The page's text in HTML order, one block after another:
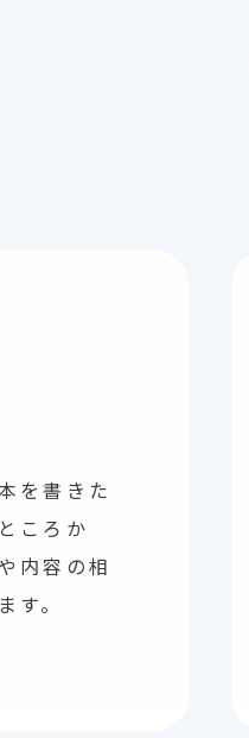
を書きた
ころか
内容の相
す。